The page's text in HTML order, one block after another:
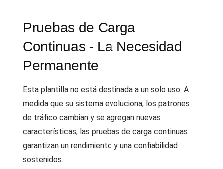
Pruebas de Carga
Continuas - La Necesidad
Permanente
Esta plantilla no está destinada a un solo uso. A
medida que su sistema evoluciona, los patrones
de tráfico cambian y se agregan nuevas
características, las pruebas de carga continuas
garantizan un rendimiento y una confiabilidad
sostenidos.